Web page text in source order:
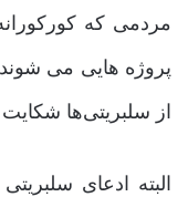
مردمی که
پروژه‌ هایی می
از سلبریتی‌ها
البته ادعای